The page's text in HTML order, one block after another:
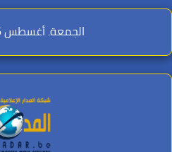
Skip
content
الجمعة. أغسطس 7th, 2026